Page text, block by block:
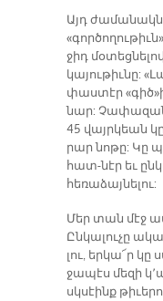
Այդ
ջիդ
կա­յու­թիւ­նը:
փաս­տէր
նար:
45 վայր­կեան
րար նո­թը: Կը
հատ-­նէր եւ
հե­ռա­ձայ­նե­լու:
Մեր տան մէջ
Ըն­կա­լու­չը
լու, եր­կա՜ր
ջա­պէս մե­զի
սկսէինք